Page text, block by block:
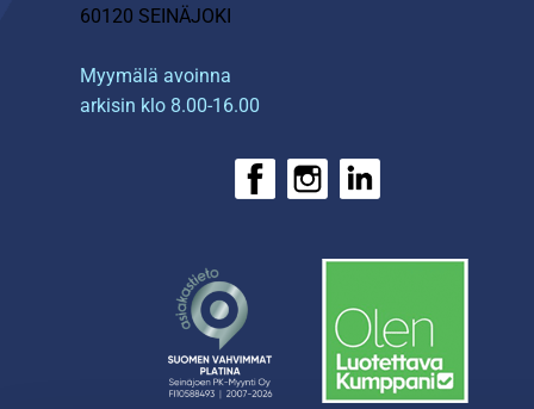
60120 SEINÄJOKI
Myymälä avoinna
arkisin klo 8.00-16.00